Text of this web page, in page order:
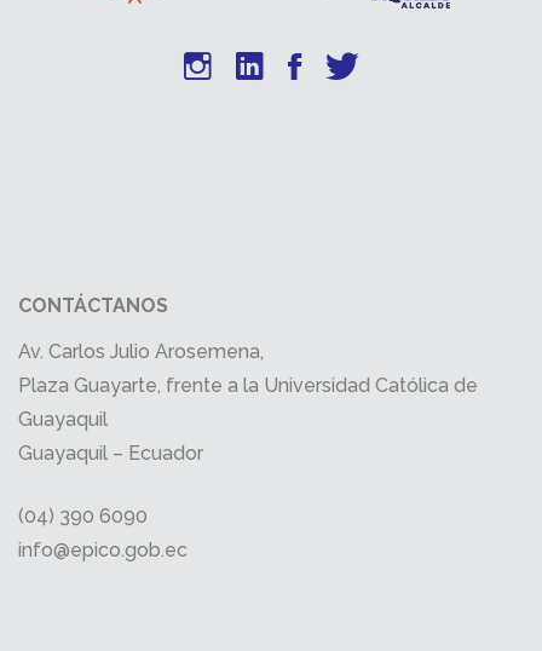
CONTÁCTANOS
Av. Carlos Julio Arosemena,
Plaza Guayarte, frente a la Universidad Católica de
Guayaquil
Guayaquil – Ecuador
(04) 390 6090
info@epico.gob.ec